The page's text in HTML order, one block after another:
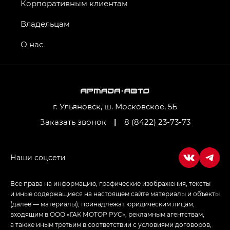
GS4 — Джи Эс 4 (GS4) в комплектациях Джи Би
привод — GB AWD, Джи Эль Полный привод —
Джи Икс ПРЕМИУМ — GX PREMIUM, ЛАУНЖ —
LOUNGE
Empow — Эмпау (Empow) в комплектации
г. Ульяновск, ш. Московское, 5Б
Заказать звонок
| 8 (8422) 23-73-73
Корпоративным клиентам
Владельцам
О нас
Все права на информацию, графические изображения, тексты
и иные содержащиеся на настоящем сайте материалы и объекты
(далее — материалы), принадлежат юридическим лицам,
входящим в ООО «ГАК МОТОР РУС», рекламным агентствам,
а также иным третьим в соответствии с условиями договоров,